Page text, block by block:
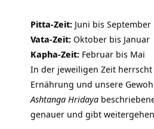
Pitta-Zeit:Juni bis September
Vata-Zeit:Oktober bis Januar
Kapha-Zeit:Februar bis Mai
In der jeweiligen Zeit
Ernährung und unsere
Ashtanga Hridaya
genauer und gibt